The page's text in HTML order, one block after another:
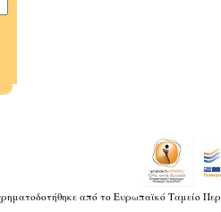
από το Ευρωπαϊκό Ταμείο